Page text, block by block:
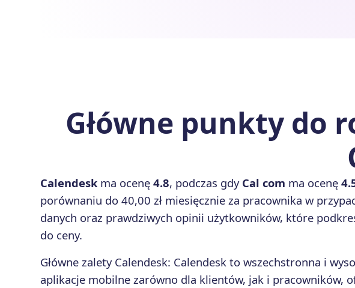
Główne punkty do
Calendesk ma ocenę4.8, podczas gdy Cal com ma ocenę
porównaniu do 40,00 zł miesięcznie za pracownika w
danych oraz prawdziwych opinii użytkowników, które
do ceny.
Główne zalety Calendesk: Calendesk to wszechstronna i
aplikacje mobilne zarówno dla klientów, jak i pracowników,